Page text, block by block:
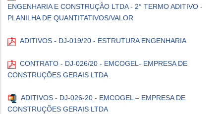
ENGENHARIA E CONSTRUÇÃO LTDA - 2° TERMO ADITIVO -
PLANILHA DE QUANTITATIVOS/VALOR
ADITIVOS - DJ-019/20 - ESTRUTURA ENGENHARIA
CONTRATO - DJ-026/20 - EMCOGEL- EMPRESA DE
CONSTRUÇÕES GERAIS LTDA
ADITIVOS - DJ-026-20 - EMCOGEL – EMPRESA DE
CONSTRUÇÕES GERAIS LTDA